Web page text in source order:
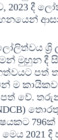
2023
මුහුන දී
ම
පත් වේ.
796ක්
2021 දි